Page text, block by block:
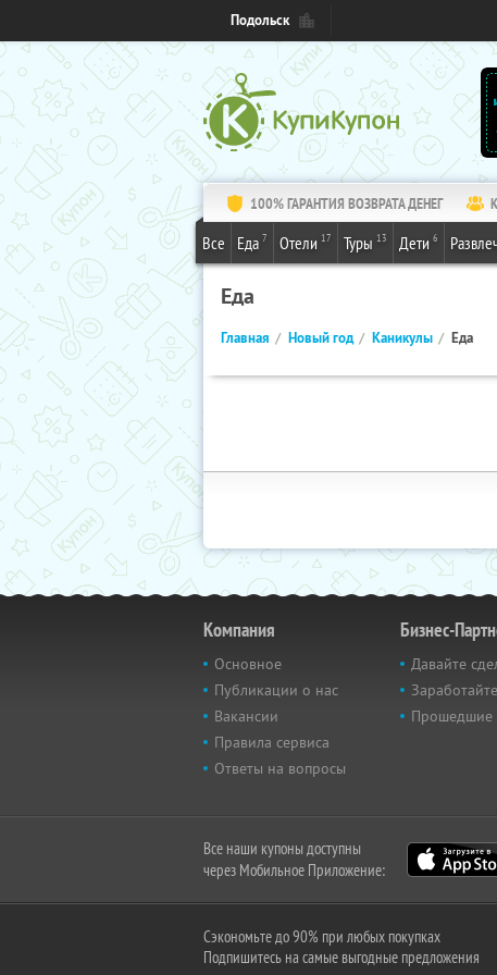
Подольск
100% ГАРАНТИЯ ВОЗВРАТА ДЕНЕГ
Все Еда 7 Отели 17 Туры 13 Дети 6
Еда
Главная Новый год Каникулы Еда
Компания
Основное
Публикации о нас
Вакансии
Правила сервиса
Ответы на вопросы
Бизнес-
Давайте
Прошедшие
Все наши купоны доступны
через Мобильное Приложение:
Сэкономьте до 90% при любых покупках
Подпишитесь на самые выгодные предложения